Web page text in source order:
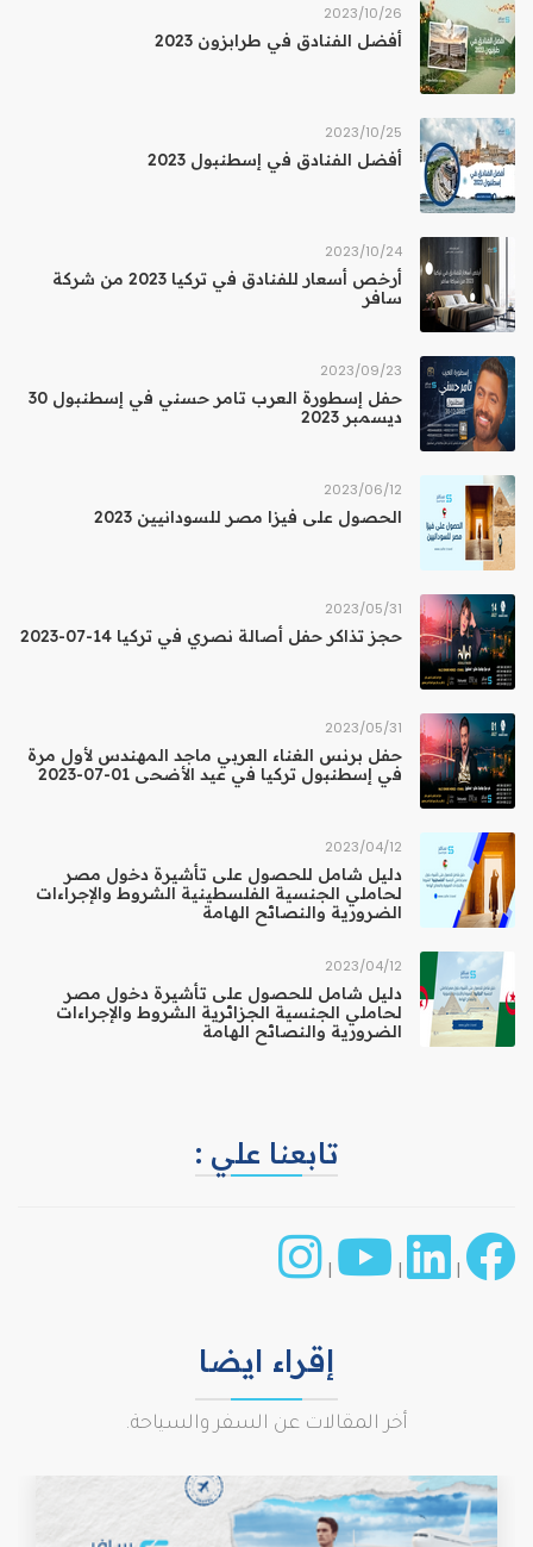
26‏/10‏/2023
أفضل الفنادق في طرابزون 2023
25‏/10‏/2023
أفضل الفنادق في إسطنبول 2023
24‏/10‏/2023
أرخص أسعار للفنادق في تركيا 2023 من شركة
سافر
23‏/09‏/2023
حفل إسطورة العرب تامر حسني في إسطنبول 30
ديسمبر 2023
12‏/06‏/2023
الحصول على فيزا مصر للسودانيين 2023
31‏/05‏/2023
حجز تذاكر حفل أصالة نصري في تركيا 14-07-2023
31‏/05‏/2023
حفل برنس الغناء العربي ماجد المهندس لأول مرة
في إسطنبول تركيا في عيد الأضحى 01-07-2023
12‏/04‏/2023
دليل شامل للحصول على تأشيرة دخول مصر
لحاملي الجنسية الفلسطينية الشروط والإجراءات
الضرورية والنصائح الهامة
12‏/04‏/2023
دليل شامل للحصول على تأشيرة دخول مصر
لحاملي الجنسية الجزائرية الشروط والإجراءات
الضرورية والنصائح الهامة
تابعنا علي :
|
|
|
إقراء ايضا
أخر المقالات عن السفر والسياحة.